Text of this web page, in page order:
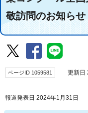
敬訪問のお知らせ
ページID 1059581 更新日
報道発表日 2024年1月31日